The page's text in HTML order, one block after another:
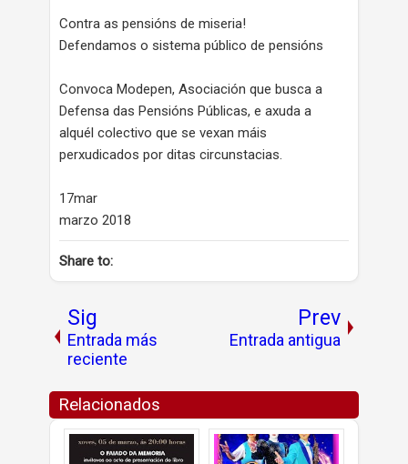
Contra as pensións de miseria!
Defendamos o sistema público de pensións
Convoca Modepen, Asociación que busca a
Defensa das Pensións Públicas, e axuda a
alquél colectivo que se vexan máis
perxudicados por ditas circunstacias.
17mar
marzo 2018
Share to:
Sig
Entrada más
reciente
Prev
Entrada antigua
Relacionados